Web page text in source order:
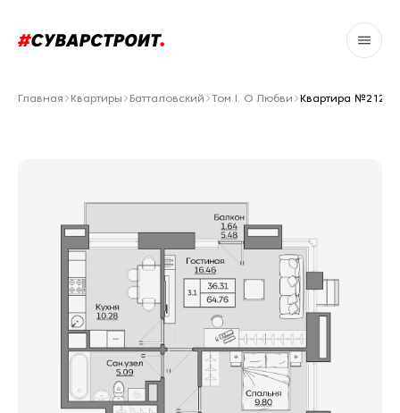
Главная Квартиры Батталовский Том I. О Любви Квартира №212